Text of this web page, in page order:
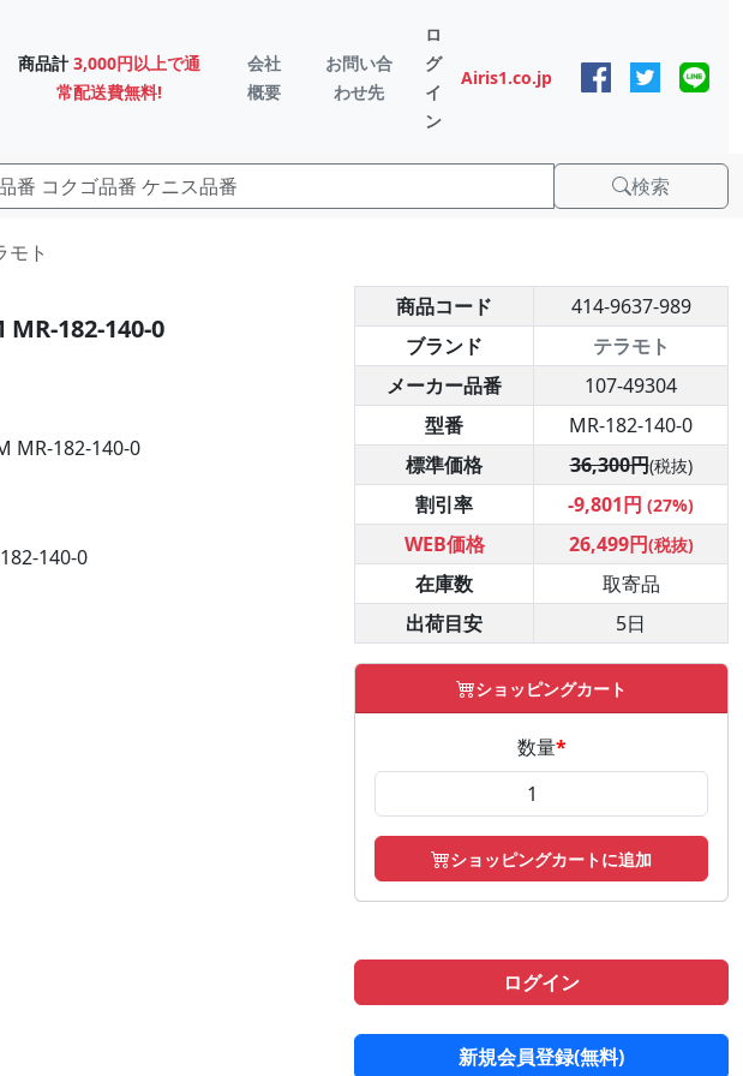
商品計 3,000円以上で通
常配送費無料!
会社
概要
お問い合
わせ先
ロ
グ
イ
ン
Airis1.co.jp
検索
モト
MR-182-140-0
MR-182-140-0
140-0
商品コード
414-9637-989
ブランド
テラモト
メーカー品番
107-49304
型番
MR-182-140-0
標準価格
36,300円(税抜)
割引率 -9,801円 (27%)
WEB価格 26,499円(税抜)
在庫数
取寄品
出荷目安
5日
ショッピングカート
数量*
ショッピングカートに追加
ログイン
新規会員登録(無料)